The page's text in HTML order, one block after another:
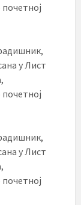
у Лист
у Лист